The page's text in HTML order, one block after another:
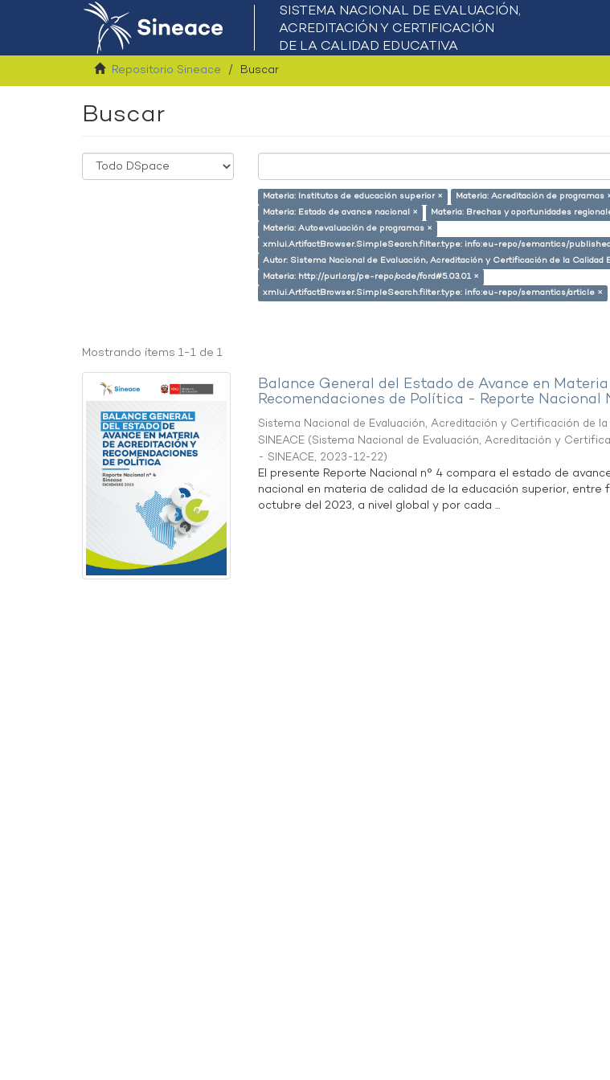
Repositorio Sineace Buscar
Buscar
Materia: Institutos de educación superior ×
Materia: Acreditación de programas
Materia: Estado de avance nacional ×
Materia: Brechas y oportunidades
Materia: Autoevaluación de programas ×
xmlui.ArtifactBrowser.SimpleSearch.filter.type: info:eu-repo/semantics/
Autor: Sistema Nacional de Evaluación, Acreditación y Certificación de la Calidad
Materia: http://purl.org/pe-repo/ocde/ford#5.03.01 ×
xmlui.ArtifactBrowser.SimpleSearch.filter.type: info:eu-repo/semantics/article ×
Mostrando ítems 1-1 de 1
Balance General del Estado de Avance en
Recomendaciones de Política - Reporte Nacional
Sistema Nacional de Evaluación, Acreditación y Certificación de
SINEACE (Sistema Nacional de Evaluación, Acreditación y
- SINEACE, 2023-12-22)
El presente Reporte Nacional n° 4 compara el estado de
nacional en materia de calidad de la educación superior, entre
octubre del 2023, a nivel global y por cada ...